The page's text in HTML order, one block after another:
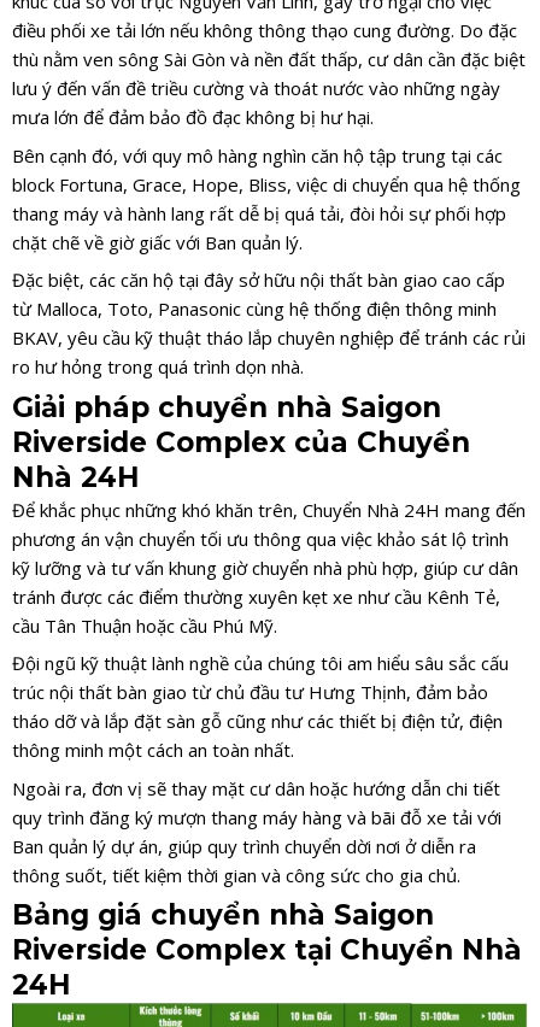
điều phối xe tải lớn nếu không thông thạo cung đường. Do đặc
thù nằm ven sông Sài Gòn và nền đất thấp, cư dân cần đặc biệt
lưu ý đến vấn đề triều cường và thoát nước vào những ngày
mưa lớn để đảm bảo đồ đạc không bị hư hại.
Bên cạnh đó, với quy mô hàng nghìn căn hộ tập trung tại các
block Fortuna, Grace, Hope, Bliss, việc di chuyển qua hệ thống
thang máy và hành lang rất dễ bị quá tải, đòi hỏi sự phối hợp
chặt chẽ về giờ giấc với Ban quản lý.
Đặc biệt, các căn hộ tại đây sở hữu nội thất bàn giao cao cấp
từ Malloca, Toto, Panasonic cùng hệ thống điện thông minh
BKAV, yêu cầu kỹ thuật tháo lắp chuyên nghiệp để tránh các rủi
ro hư hỏng trong quá trình dọn nhà.
Giải pháp chuyển nhà Saigon
Riverside Complex của Chuyển
Nhà 24H
Để khắc phục những khó khăn trên, Chuyển Nhà 24H mang đến
phương án vận chuyển tối ưu thông qua việc khảo sát lộ trình
kỹ lưỡng và tư vấn khung giờ chuyển nhà phù hợp, giúp cư dân
tránh được các điểm thường xuyên kẹt xe như cầu Kênh Tẻ,
cầu Tân Thuận hoặc cầu Phú Mỹ.
Đội ngũ kỹ thuật lành nghề của chúng tôi am hiểu sâu sắc cấu
trúc nội thất bàn giao từ chủ đầu tư Hưng Thịnh, đảm bảo
tháo dỡ và lắp đặt sàn gỗ cũng như các thiết bị điện tử, điện
thông minh một cách an toàn nhất.
Ngoài ra, đơn vị sẽ thay mặt cư dân hoặc hướng dẫn chi tiết
quy trình đăng ký mượn thang máy hàng và bãi đỗ xe tải với
Ban quản lý dự án, giúp quy trình chuyển dời nơi ở diễn ra
thông suốt, tiết kiệm thời gian và công sức cho gia chủ.
Bảng giá chuyển nhà Saigon
Riverside Complex tại Chuyển Nhà
24H